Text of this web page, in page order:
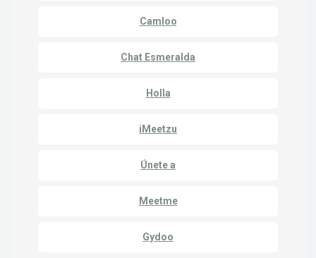
Camloo
Chat Esmeralda
Holla
iMeetzu
Únete a
Meetme
Gydoo